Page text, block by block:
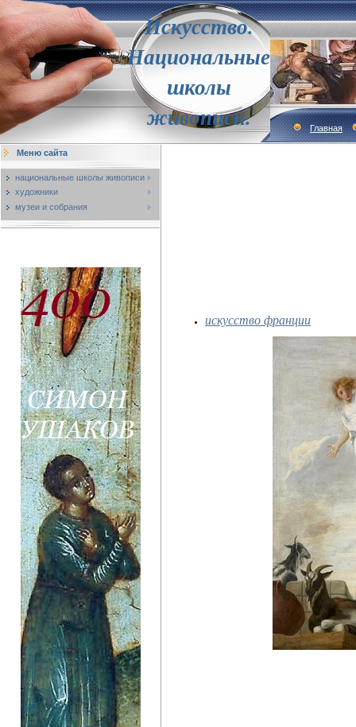
Искусство.
Национальные
школы
живописи.
Главная
Меню сайта
национальные школы живописи
художники
музеи и собрания
искусство франции